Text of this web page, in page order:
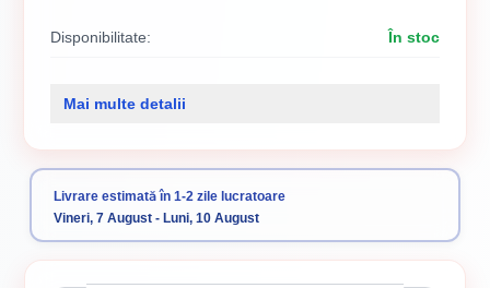
Disponibilitate: În stoc
Mai multe detalii
Livrare estimată în 1-2 zile lucratoare
Vineri, 7 August - Luni, 10 August